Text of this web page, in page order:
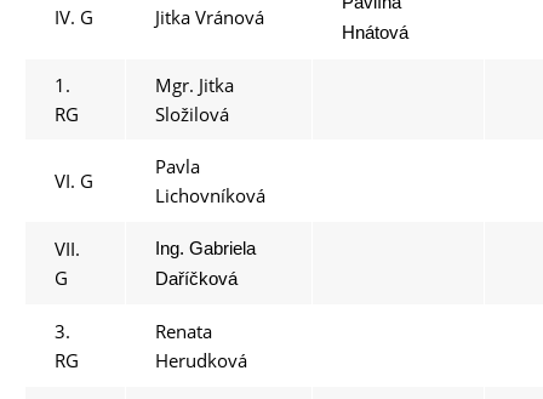
IV. G Jitka Vránová
Hnátová
1.
RG
Mgr. Jitka
Složilová
VI. G
Pavla
Lichovníková
VII.
G
Ing. Gabriela
Daříčková
3.
RG
Renata
Herudková